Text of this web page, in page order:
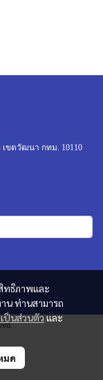
ทธิภาพและ
น ท่านสามารถ
ป็นส่วนตัวและ
มด
เขตวัฒนา กทม. 10110